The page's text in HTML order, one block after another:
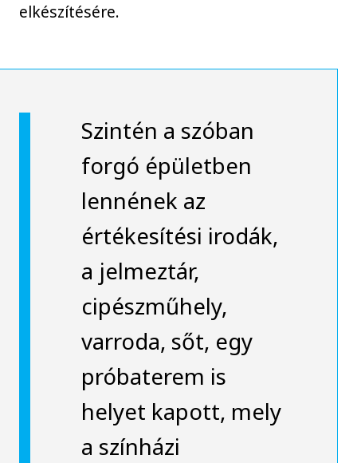
elkészítésére.
Szintén a szóban
forgó épületben
lennének az
értékesítési irodák,
a jelmeztár,
cipészműhely,
varroda, sőt, egy
próbaterem is
helyet kapott, mely
a színházi